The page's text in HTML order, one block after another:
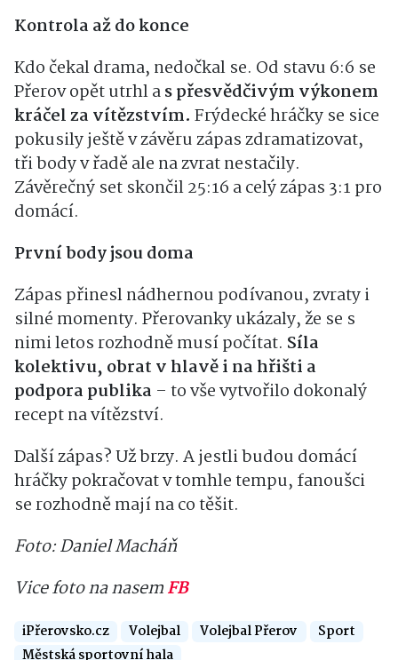
Kontrola až do konce
Kdo čekal drama, nedočkal se. Od stavu 6:6 se
Přerov opět utrhl as přesvědčivým výkonem
kráčel za vítězstvím. Frýdecké hráčky se sice
pokusily ještě v závěru zápas zdramatizovat,
tři body v řadě ale na zvrat nestačily.
Závěrečný set skončil 25:16 a celý zápas 3:1 pro
domácí.
První body jsou doma
Zápas přinesl nádhernou podívanou, zvraty i
silné momenty. Přerovanky ukázaly, že se s
nimi letos rozhodně musí počítat. Síla
kolektivu, obrat v hlavě i na hřišti a
podpora publika – to vše vytvořilo dokonalý
recept na vítězství.
Další zápas? Už brzy. A jestli budou domácí
hráčky pokračovat v tomhle tempu, fanoušci
se rozhodně mají na co těšit.
Foto: Daniel Macháň
Vice foto na nasemFB
iPřerovsko.cz Volejbal Volejbal Přerov
Sport
Městská sportovní hala